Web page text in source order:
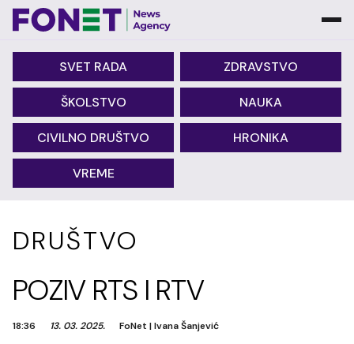
SVET RADA ZDRAVSTVO
ŠKOLSTVO NAUKA
CIVILNO DRUŠTVO HRONIKA
VREME
DRUŠTVO
POZIV RTS I RTV
18:36 13. 03. 2025. FoNet |Ivana Šanjević